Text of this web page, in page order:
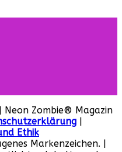
| Neon Zombie® Magazin
Ethik
Markenzeichen. |